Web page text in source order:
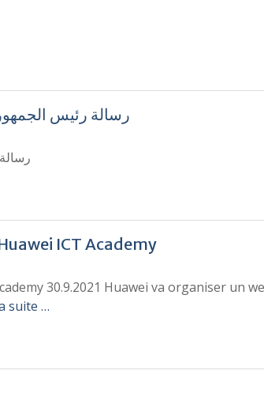
رسالة رئيس
ICT Academy
30.9.2021 Huawei va organiser un
suite …